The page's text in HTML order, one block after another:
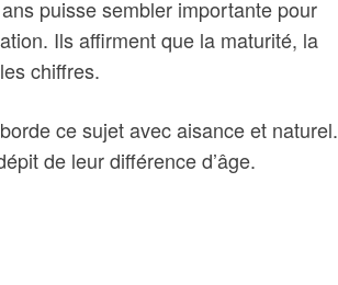
puisse sembler importante pour
Ils affirment que la maturité, la
chiffres.
ce sujet avec aisance et naturel.
de leur différence d’âge.